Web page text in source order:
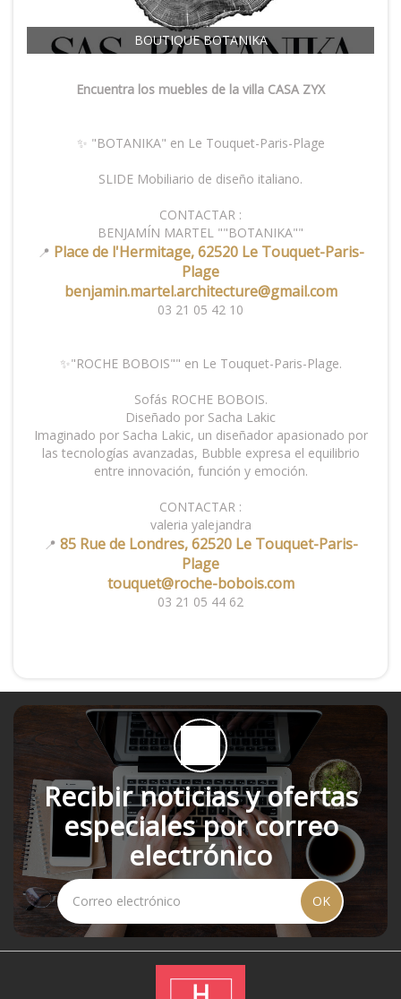
BOUTIQUE BOTANIKA
Encuentra los muebles de la villa CASA ZYX
✨ "BOTANIKA" en Le Touquet-Paris-Plage
SLIDE Mobiliario de diseño italiano.
CONTACTAR :
BENJAMÍN MARTEL ""BOTANIKA""
📍 Place de l'Hermitage, 62520 Le Touquet-Paris-
Plage
benjamin.martel.architecture@gmail.com
03 21 05 42 10
✨"ROCHE BOBOIS"" en Le Touquet-Paris-Plage.
Sofás ROCHE BOBOIS.
Diseñado por Sacha Lakic
Imaginado por Sacha Lakic, un diseñador apasionado por
las tecnologías avanzadas, Bubble expresa el equilibrio
entre innovación, función y emoción.
CONTACTAR :
valeria yalejandra
📍 85 Rue de Londres, 62520 Le Touquet-Paris-
Plage
touquet@roche-bobois.com
03 21 05 44 62
Recibir noticias y ofertas
especiales por correo
electrónico
OK